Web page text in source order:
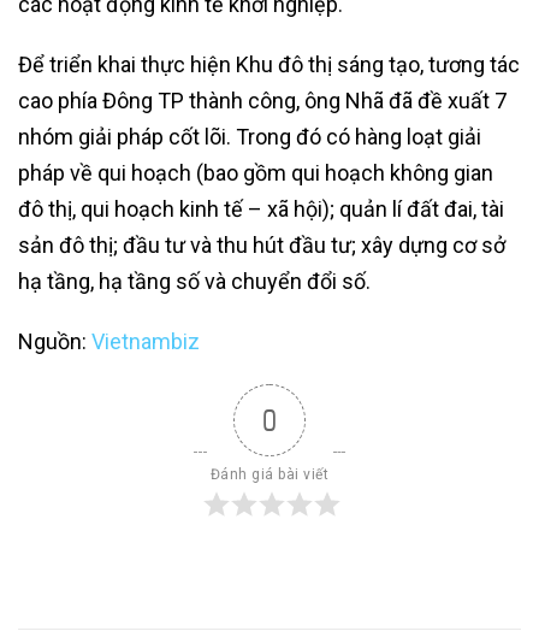
Để triển khai thực hiện Khu đô thị sáng tạo, tương tác
cao phía Đông TP thành công, ông Nhã đã đề xuất 7
nhóm giải pháp cốt lõi. Trong đó có hàng loạt giải
pháp về qui hoạch (bao gồm qui hoạch không gian
đô thị, qui hoạch kinh tế – xã hội); quản lí đất đai, tài
sản đô thị; đầu tư và thu hút đầu tư; xây dựng cơ sở
hạ tầng, hạ tầng số và chuyển đổi số.
Nguồn: Vietnambiz
0
Đánh giá bài viết